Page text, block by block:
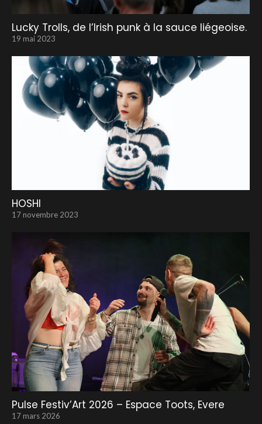
Lucky Trolls, de l’Irish punk à la sauce liégeoise.
19 mai 2023
HOSHI
17 novembre 2023
Pulse Festiv’Art 2026 – Espace Toots, Evere
17 mars 2026